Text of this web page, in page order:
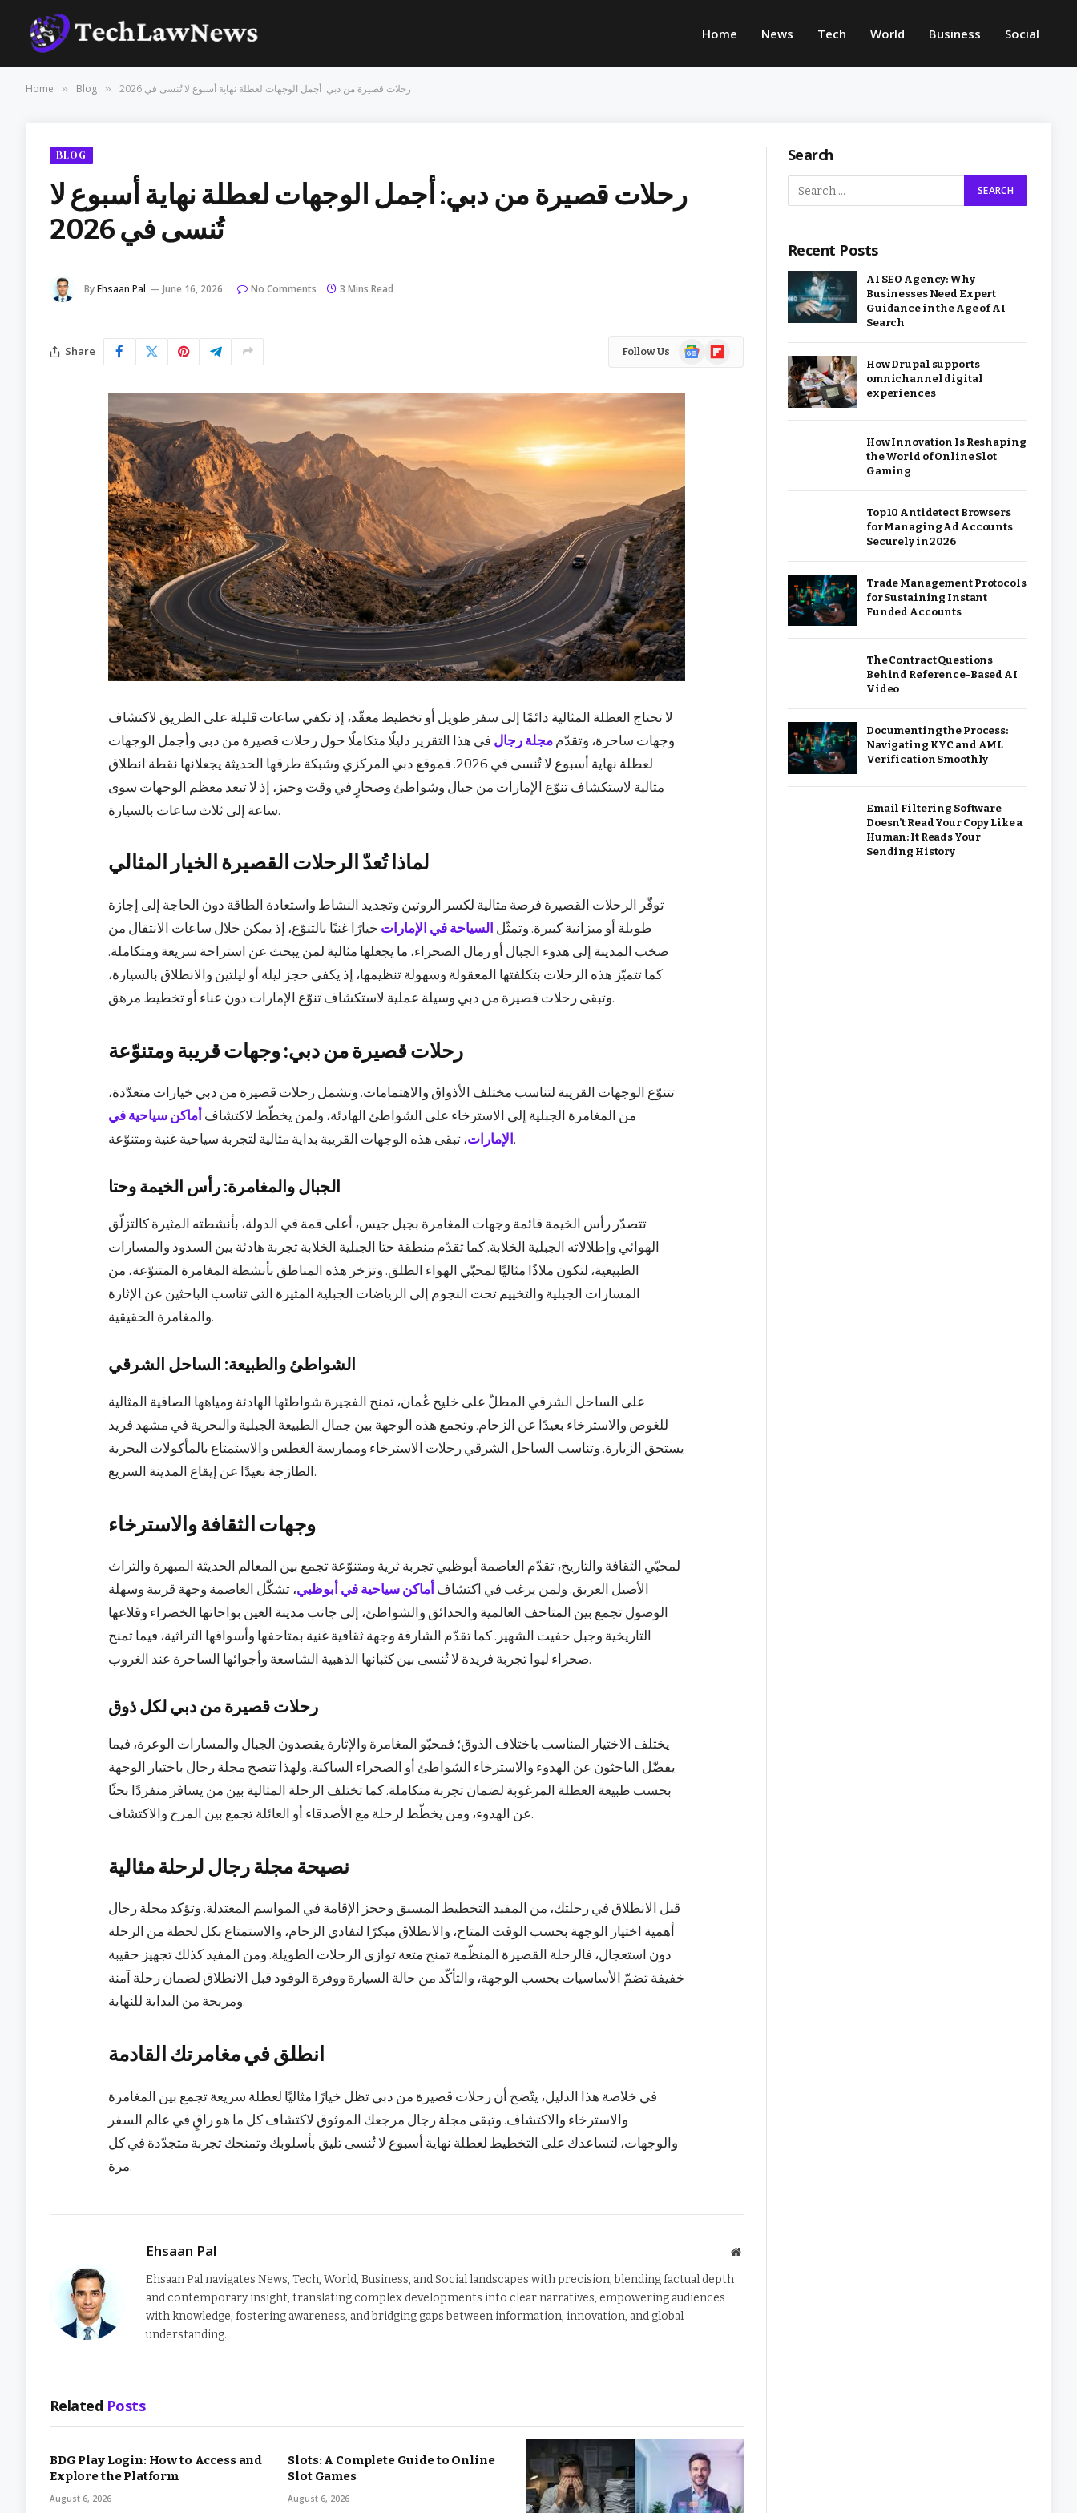
Home News Tech World Business Social
Home » Blog » رحلات قصيرة من دبي: أجمل الوجهات لعطلة نهاية أسبوع لا تُنسى في 2026
BLOG
رحلات قصيرة من دبي: أجمل الوجهات لعطلة نهاية أسبوع لا
تُنسى في 2026
ByEhsaan Pal June 16, 2026 No Comments 3 Mins Read
Share Follow Us
GoogleFlipboard
لا تحتاج العطلة المثالية دائمًا إلى سفر طويل أو تخطيط معقّد، إذ تكفي ساعات قليلة على الطريق لاكتشاف
وجهات ساحرة، وتقدّم مجلة رجال في هذا التقرير دليلًا متكاملًا حول رحلات قصيرة من دبي وأجمل الوجهات
لعطلة نهاية أسبوع لا تُنسى في 2026. فموقع دبي المركزي وشبكة طرقها الحديثة يجعلانها نقطة انطلاق
مثالية لاستكشاف تنوّع الإمارات من جبال وشواطئ وصحارٍ في وقت وجيز، إذ لا تبعد معظم الوجهات سوى
ساعة إلى ثلاث ساعات بالسيارة.
لماذا تُعدّ الرحلات القصيرة الخيار المثالي
توفّر الرحلات القصيرة فرصة مثالية لكسر الروتين وتجديد النشاط واستعادة الطاقة دون الحاجة إلى إجازة
طويلة أو ميزانية كبيرة. وتمثّل السياحة في الإمارات خيارًا غنيًا بالتنوّع، إذ يمكن خلال ساعات الانتقال من
صخب المدينة إلى هدوء الجبال أو رمال الصحراء، ما يجعلها مثالية لمن يبحث عن استراحة سريعة ومتكاملة.
كما تتميّز هذه الرحلات بتكلفتها المعقولة وسهولة تنظيمها، إذ يكفي حجز ليلة أو ليلتين والانطلاق بالسيارة،
وتبقى رحلات قصيرة من دبي وسيلة عملية لاستكشاف تنوّع الإمارات دون عناء أو تخطيط مرهق.
رحلات قصيرة من دبي: وجهات قريبة ومتنوّعة
تتنوّع الوجهات القريبة لتناسب مختلف الأذواق والاهتمامات. وتشمل رحلات قصيرة من دبي خيارات متعدّدة،
من المغامرة الجبلية إلى الاسترخاء على الشواطئ الهادئة، ولمن يخطّط لاكتشاف أماكن سياحية في
الإمارات ، تبقى هذه الوجهات القريبة بداية مثالية لتجربة سياحية غنية ومتنوّعة.
الجبال والمغامرة: رأس الخيمة وحتا
تتصدّر رأس الخيمة قائمة وجهات المغامرة بجبل جيس، أعلى قمة في الدولة، بأنشطته المثيرة كالتزلّق
الهوائي وإطلالاته الجبلية الخلابة. كما تقدّم منطقة حتا الجبلية الخلابة تجربة هادئة بين السدود والمسارات
الطبيعية، لتكون ملاذًا مثاليًا لمحبّي الهواء الطلق. وتزخر هذه المناطق بأنشطة المغامرة المتنوّعة، من
المسارات الجبلية والتخييم تحت النجوم إلى الرياضات الجبلية المثيرة التي تناسب الباحثين عن الإثارة
والمغامرة الحقيقية.
الشواطئ والطبيعة: الساحل الشرقي
على الساحل الشرقي المطلّ على خليج عُمان، تمنح الفجيرة شواطئها الهادئة ومياهها الصافية المثالية
للغوص والاسترخاء بعيدًا عن الزحام. وتجمع هذه الوجهة بين جمال الطبيعة الجبلية والبحرية في مشهد فريد
يستحق الزيارة. وتناسب الساحل الشرقي رحلات الاسترخاء وممارسة الغطس والاستمتاع بالمأكولات البحرية
الطازجة بعيدًا عن إيقاع المدينة السريع.
وجهات الثقافة والاسترخاء
لمحبّي الثقافة والتاريخ، تقدّم العاصمة أبوظبي تجربة ثرية ومتنوّعة تجمع بين المعالم الحديثة المبهرة والتراث
الأصيل العريق. ولمن يرغب في اكتشاف أماكن سياحية في أبوظبي، تشكّل العاصمة وجهة قريبة وسهلة
الوصول تجمع بين المتاحف العالمية والحدائق والشواطئ، إلى جانب مدينة العين بواحاتها الخضراء وقلاعها
التاريخية وجبل حفيت الشهير. كما تقدّم الشارقة وجهة ثقافية غنية بمتاحفها وأسواقها التراثية، فيما تمنح
صحراء ليوا تجربة فريدة لا تُنسى بين كثبانها الذهبية الشاسعة وأجوائها الساحرة عند الغروب.
رحلات قصيرة من دبي لكل ذوق
يختلف الاختيار المناسب باختلاف الذوق؛ فمحبّو المغامرة والإثارة يقصدون الجبال والمسارات الوعرة، فيما
يفضّل الباحثون عن الهدوء والاسترخاء الشواطئ أو الصحراء الساكنة. ولهذا تنصح مجلة رجال باختيار الوجهة
بحسب طبيعة العطلة المرغوبة لضمان تجربة متكاملة. كما تختلف الرحلة المثالية بين من يسافر منفردًا بحثًا
عن الهدوء، ومن يخطّط لرحلة مع الأصدقاء أو العائلة تجمع بين المرح والاكتشاف.
نصيحة مجلة رجال لرحلة مثالية
قبل الانطلاق في رحلتك، من المفيد التخطيط المسبق وحجز الإقامة في المواسم المعتدلة. وتؤكد مجلة رجال
أهمية اختيار الوجهة بحسب الوقت المتاح، والانطلاق مبكرًا لتفادي الزحام، والاستمتاع بكل لحظة من الرحلة
دون استعجال، فالرحلة القصيرة المنظّمة تمنح متعة توازي الرحلات الطويلة. ومن المفيد كذلك تجهيز حقيبة
خفيفة تضمّ الأساسيات بحسب الوجهة، والتأكّد من حالة السيارة ووفرة الوقود قبل الانطلاق لضمان رحلة آمنة
ومريحة من البداية للنهاية.
انطلق في مغامرتك القادمة
في خلاصة هذا الدليل، يتّضح أن رحلات قصيرة من دبي تظل خيارًا مثاليًا لعطلة سريعة تجمع بين المغامرة
والاسترخاء والاكتشاف. وتبقى مجلة رجال مرجعك الموثوق لاكتشاف كل ما هو راقٍ في عالم السفر
والوجهات، لتساعدك على التخطيط لعطلة نهاية أسبوع لا تُنسى تليق بأسلوبك وتمنحك تجربة متجدّدة في كل
مرة.
Ehsaan Pal Website
Ehsaan Pal navigates News, Tech, World, Business, and Social landscapes with precision, blending factual depth
and contemporary insight, translating complex developments into clear narratives, empowering audiences
with knowledge, fostering awareness, and bridging gaps between information, innovation, and global
understanding.
Related Posts
BDG Play Login: How to Access and
Explore the Platform
August 6, 2026
Slots: A Complete Guide to Online
Slot Games
August 6, 2026
Search
Recent Posts
AI SEO Agency: Why
Businesses Need Expert
Guidance in the Age of AI
Search
How Drupal supports
omnichannel digital
experiences
How Innovation Is Reshaping
the World of Online Slot
Gaming
Top 10 Antidetect Browsers
for Managing Ad Accounts
Securely in 2026
Trade Management Protocols
for Sustaining Instant
Funded Accounts
The Contract Questions
Behind Reference-Based AI
Video
Documenting the Process:
Navigating KYC and AML
Verification Smoothly
Email Filtering Software
Doesn’t Read Your Copy Like a
Human: It Reads Your
Sending History